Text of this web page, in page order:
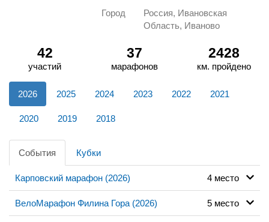
Город
Россия, Ивановская
Область, Иваново
42
участий
37
марафонов
2428
км. пройдено
2026 2025 2024 2023 2022 2021
2020 2019 2018
События Кубки
Карповский марафон (2026) 4 место
ВелоМарафон Филина Гора (2026) 5 место